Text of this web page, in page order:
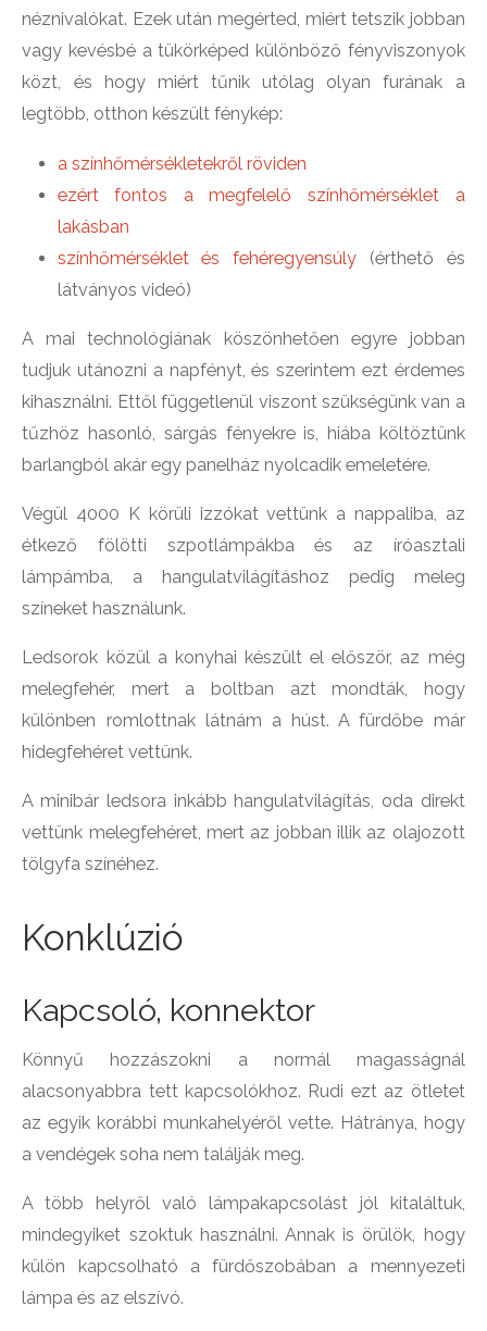
néznivalókat. Ezek után megérted, miért tetszik jobban
vagy kevésbé a tükörképed különböző fényviszonyok
közt, és hogy miért tűnik utólag olyan furának a
legtöbb, otthon készült fénykép:
a színhőmérsékletekről röviden
ezért fontos a megfelelő színhőmérséklet a
lakásban
színhőmérséklet és fehéregyensúly (érthető és
látványos videó)
A mai technológiának köszönhetően egyre jobban
tudjuk utánozni a napfényt, és szerintem ezt érdemes
kihasználni. Ettől függetlenül viszont szükségünk van a
tűzhöz hasonló, sárgás fényekre is, hiába költöztünk
barlangból akár egy panelház nyolcadik emeletére.
Végül 4000 K körüli izzókat vettünk a nappaliba, az
étkező fölötti szpotlámpákba és az íróasztali
lámpámba, a hangulatvilágításhoz pedig meleg
színeket használunk.
Ledsorok közül a konyhai készült el először, az még
melegfehér, mert a boltban azt mondták, hogy
különben romlottnak látnám a húst. A fürdőbe már
hidegfehéret vettünk.
A minibár ledsora inkább hangulatvilágítás, oda direkt
vettünk melegfehéret, mert az jobban illik az olajozott
tölgyfa színéhez.
Konklúzió
Kapcsoló, konnektor
Könnyű hozzászokni a normál magasságnál
alacsonyabbra tett kapcsolókhoz. Rudi ezt az ötletet
az egyik korábbi munkahelyéről vette. Hátránya, hogy
a vendégek soha nem találják meg.
A több helyről való lámpakapcsolást jól kitaláltuk,
mindegyiket szoktuk használni. Annak is örülök, hogy
külön kapcsolható a fürdőszobában a mennyezeti
lámpa és az elszívó.